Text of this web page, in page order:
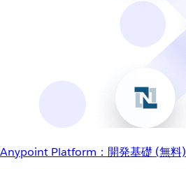
Anypoint Platform：開発基礎 (無料)